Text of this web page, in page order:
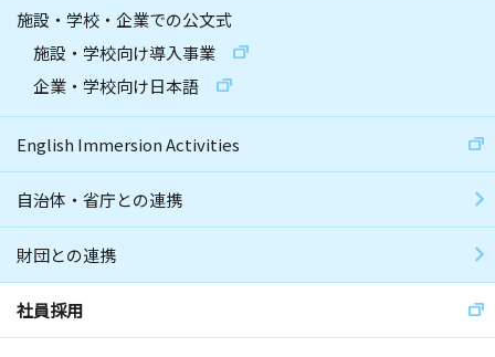
施設・学校・企業での公文式
施設・学校向け導入事業
企業・学校向け日本語
English Immersion Activities
自治体・省庁との連携
財団との連携
社員採用